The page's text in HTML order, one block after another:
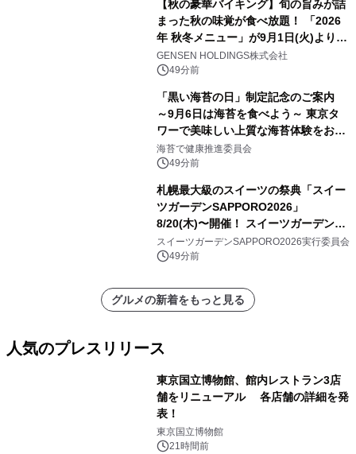
【秋の豪華バイキング】旬の旨みが詰
まった秋の味覚が食べ放題！ 「2026
年 秋冬メニュー」が9月1日(火)より提
供スタート
GENSEN HOLDINGS株式会社
49分前
「黒い海苔の日」制定記念のご案内
～9月6日は海苔を食べよう～ 東京タ
ワーで美味しい上質な海苔体験をお届
けします！
海苔で健康推進委員会
49分前
札幌最大級のスイーツの祭典「スイー
ツガーデンSAPPORO2026」
8/20(木)〜開催！ スイーツガーデン史
上最多50種のコラボケーキが集結／前
日8/19(水)メディア試食会も初開催
スイーツガーデンSAPPORO2026実行委員会
49分前
グルメの新着をもっと見る
人気のプレスリリース
東京国立博物館、館内レストラン3店
舗をリニューアル 各店舗の詳細を発
表！
東京国立博物館
21時間前